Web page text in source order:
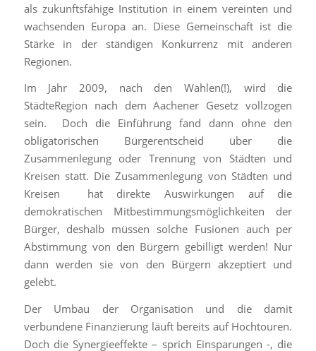
als zukunftsfähige Institution in einem vereinten und
wachsenden Europa an. Diese Gemeinschaft ist die
Stärke in der ständigen Konkurrenz mit anderen
Regionen.
Im Jahr 2009, nach den Wahlen(!), wird die
StädteRegion nach dem Aachener Gesetz vollzogen
sein. Doch die Einführung fand dann ohne den
obligatorischen Bürgerentscheid über die
Zusammenlegung oder Trennung von Städten und
Kreisen statt. Die Zusammenlegung von Städten und
Kreisen hat direkte Auswirkungen auf die
demokratischen Mitbestimmungsmöglichkeiten der
Bürger, deshalb müssen solche Fusionen auch per
Abstimmung von den Bürgern gebilligt werden! Nur
dann werden sie von den Bürgern akzeptiert und
gelebt.
Der Umbau der Organisation und die damit
verbundene Finanzierung läuft bereits auf Hochtouren.
Doch die Synergieeffekte – sprich Einsparungen -, die